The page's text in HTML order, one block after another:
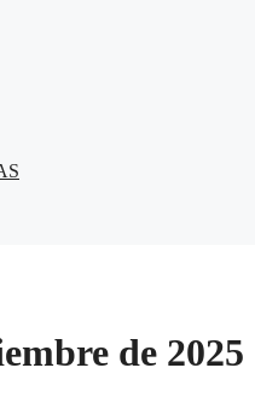
de 2025